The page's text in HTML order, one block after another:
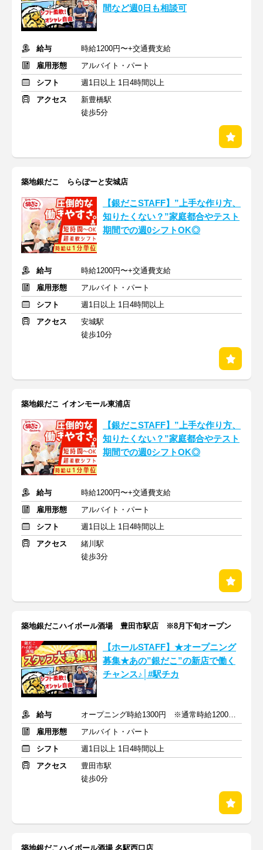
間など週0日も相談可
給与
時給1200円〜+交通費支給
雇用形態
アルバイト・パート
シフト
週1日以上 1日4時間以上
アクセス
新豊橋駅
徒歩5分
築地銀だこ ららぽーと安城店
【銀だこSTAFF】”上手な作り方、
知りたくない？”家庭都合やテスト
期間での週0シフトOK◎
給与
時給1200円〜+交通費支給
雇用形態
アルバイト・パート
シフト
週1日以上 1日4時間以上
アクセス
安城駅
徒歩10分
築地銀だこ イオンモール東浦店
【銀だこSTAFF】”上手な作り方、
知りたくない？”家庭都合やテスト
期間での週0シフトOK◎
給与
時給1200円〜+交通費支給
雇用形態
アルバイト・パート
シフト
週1日以上 1日4時間以上
アクセス
緒川駅
徒歩3分
築地銀だこハイボール酒場 豊田市駅店 ※8月下旬オープン
【ホールSTAFF】★オープニング
募集★あの”銀だこ”の新店で働く
チャンス♪│#駅チカ
給与
オープニング時給1300円 ※通常時給1200円～
雇用形態
アルバイト・パート
シフト
週1日以上 1日4時間以上
アクセス
豊田市駅
徒歩0分
築地銀だこハイボール酒場 名駅西口店